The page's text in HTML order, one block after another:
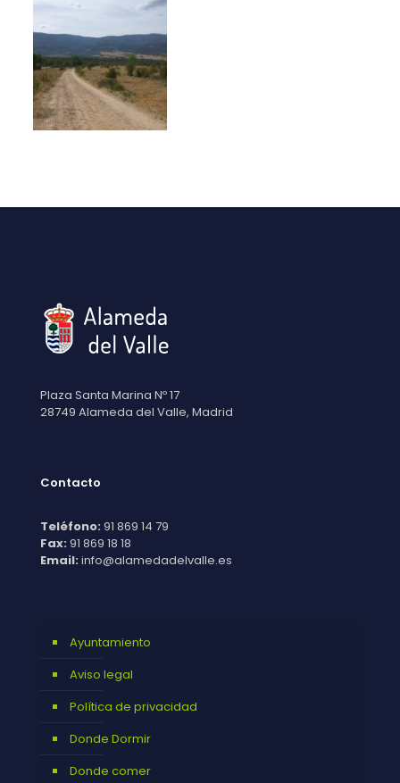
Plaza Santa Marina Nº 17
28749 Alameda del Valle, Madrid
Contacto
Teléfono: 91 869 14 79
Fax: 91 869 18 18
Email: info@alamedadelvalle.es
Ayuntamiento
Aviso legal
Política de privacidad
Donde Dormir
Donde comer